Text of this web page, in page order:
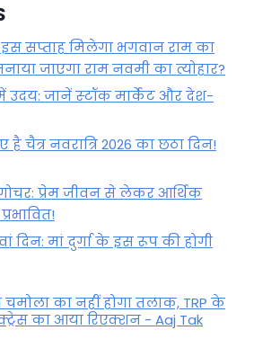
सप्ताह मिलेगा भगवान राम का
जाएगा राम नवमी का त्योहार?
जानें स्‍टॉक मार्केट और देश-
चैत्र नवरात्रि 2026 का छठा दिन!
प्रेम जीवन से लेकर आर्थिक
दिन: मां दुर्गा के इस रूप की होगी
का नहीं होगा तलाक, TRP के
का आया रिएक्शन - Aaj Tak